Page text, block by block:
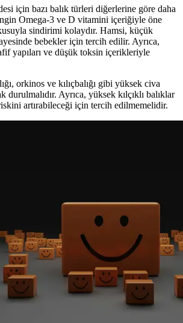
için bazı balık türleri diğerlerine göre daha
Omega-3 ve D vitamini içeriğiyle öne
sindirimi kolaydır. Hamsi, küçük
bebekler için tercih edilir. Ayrıca,
yapıları ve düşük toksin içerikleriyle
orkinos ve kılıçbalığı gibi yüksek civa
durulmalıdır. Ayrıca, yüksek kılçıklı balıklar
artırabileceği için tercih edilmemelidir.